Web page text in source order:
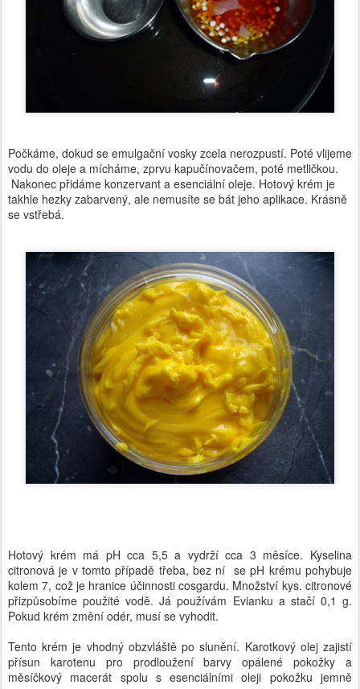
Počkáme, dokud se emulgační vosky zcela nerozpustí. Poté vlijeme
vodu do oleje a mícháme, zprvu kapučínovačem, poté metličkou.
Nakonec přidáme konzervant a esenciální oleje. Hotový krém je
takhle hezky zabarvený, ale nemusíte se bát jeho aplikace. Krásně
se vstřebá.
Hotový krém má pH cca 5,5 a vydrží cca 3 měsíce. Kyselina
citronová je v tomto případě třeba, bez ní se pH krému pohybuje
kolem 7, což je hranice účinnosti cosgardu. Množství kys. citronové
přizpůsobíme použité vodě. Já používám Evianku a stačí 0,1 g.
Pokud krém změní odér, musí se vyhodit.
Tento krém je vhodný obzvláště po slunění. Karotkový olej zajistí
přísun karotenu pro prodloužení barvy opálené pokožky a
měsíčkový macerát spolu s esenciálními oleji pokožku jemně